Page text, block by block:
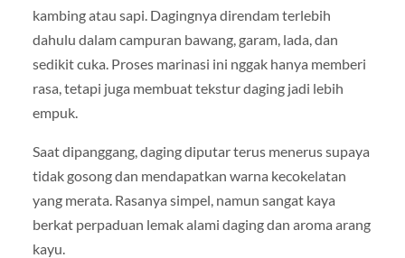
kambing atau sapi. Dagingnya direndam terlebih
dahulu dalam campuran bawang, garam, lada, dan
sedikit cuka. Proses marinasi ini nggak hanya memberi
rasa, tetapi juga membuat tekstur daging jadi lebih
empuk.
Saat dipanggang, daging diputar terus menerus supaya
tidak gosong dan mendapatkan warna kecokelatan
yang merata. Rasanya simpel, namun sangat kaya
berkat perpaduan lemak alami daging dan aroma arang
kayu.